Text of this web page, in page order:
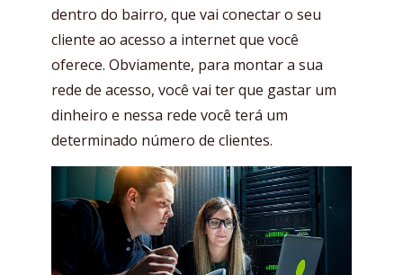
dentro do bairro, que vai conectar o seu
cliente ao acesso a internet que você
oferece. Obviamente, para montar a sua
rede de acesso, você vai ter que gastar um
dinheiro e nessa rede você terá um
determinado número de clientes.